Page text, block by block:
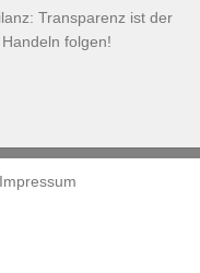
Transparenz ist der
folgen!
Impressum